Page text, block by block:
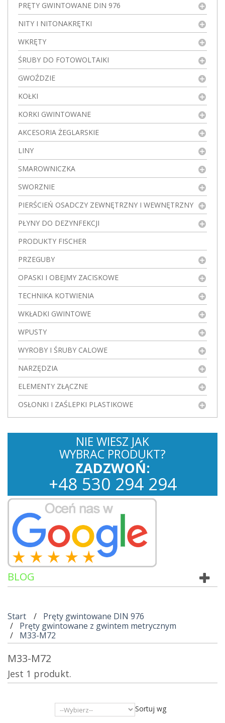
PRĘTY GWINTOWANE DIN 976
NITY I NITONAKRĘTKI
WKRĘTY
ŚRUBY DO FOTOWOLTAIKI
GWOŹDZIE
KOŁKI
KORKI GWINTOWANE
AKCESORIA ŻEGLARSKIE
LINY
SMAROWNICZKA
SWORZNIE
PIERŚCIEŃ OSADCZY ZEWNĘTRZNY I WEWNĘTRZNY
PŁYNY DO DEZYNFEKCJI
PRODUKTY FISCHER
PRZEGUBY
OPASKI I OBEJMY ZACISKOWE
TECHNIKA KOTWIENIA
WKŁADKI GWINTOWE
WPUSTY
WYROBY I ŚRUBY CALOWE
NARZĘDZIA
ELEMENTY ZŁĄCZNE
OSŁONKI I ZAŚLEPKI PLASTIKOWE
NIE WIESZ JAK
WYBRAC PRODUKT?
ZADZWOŃ:
+48 530 294 294
BLOG
Start
Pręty gwintowane DIN 976
Pręty gwintowane z gwintem metrycznym
M33-M72
M33-M72
Jest 1 produkt.
Sortuj wg